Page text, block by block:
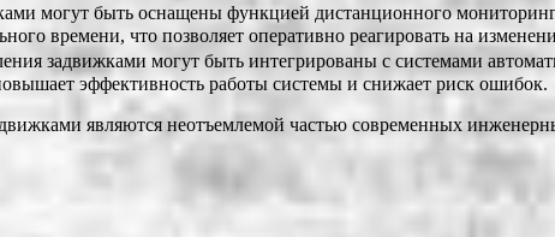
могут быть оснащены функцией дистанционного
времени, что позволяет оперативно реагировать на
задвижками могут быть интегрированы с системами
эффективность работы системы и снижает риск ошибок.
являются неотъемлемой частью современных